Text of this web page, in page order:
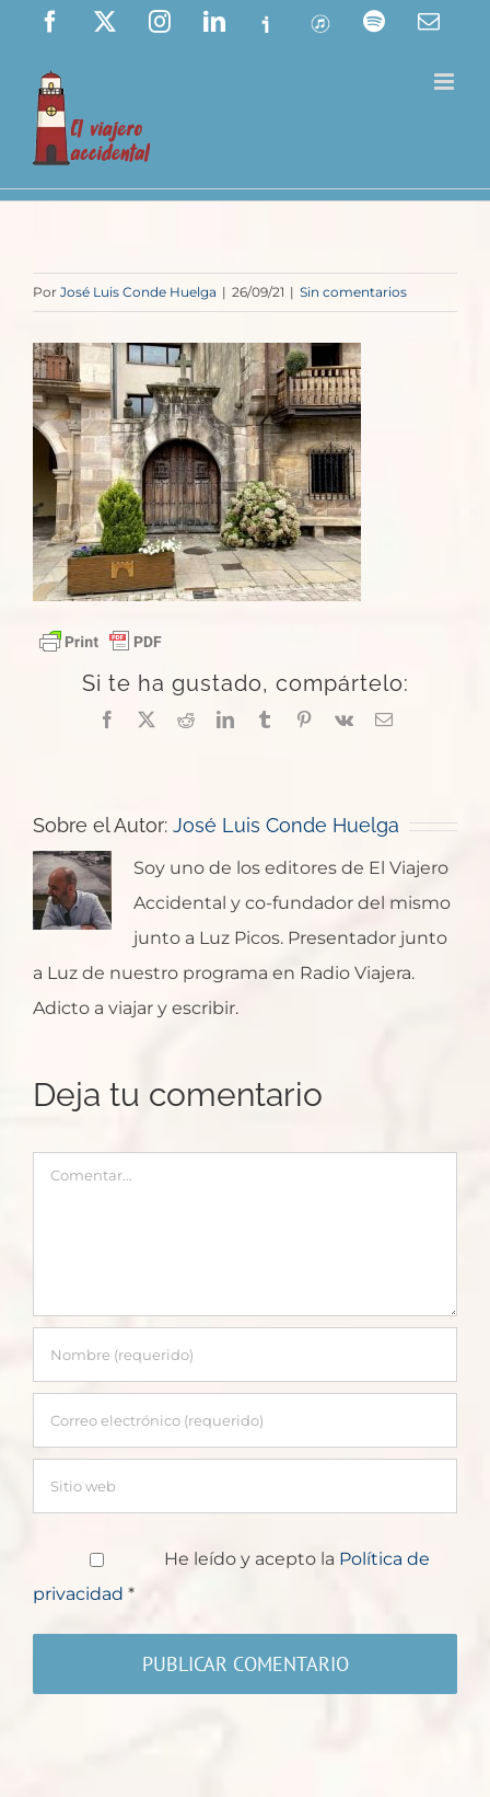
Saltar
contenido
Facebook InstagramLinkedIn
Ivoox ITunes Spotify
Por José Luis Conde Huelga | 26/09/21 | Sin comentarios
Si te ha gustado, compártelo:
Facebook
X RedditLinkedInTumblrPinterest
Vk
Correo
Sobre el Autor: José Luis Conde Huelga
Soy uno de los editores de El Viajero
Accidental y co-fundador del mismo
junto a Luz Picos. Presentador junto
a Luz de nuestro programa en Radio Viajera.
Adicto a viajar y escribir.
Deja tu comentario
Comentar
He leído y acepto la Política de
privacidad *